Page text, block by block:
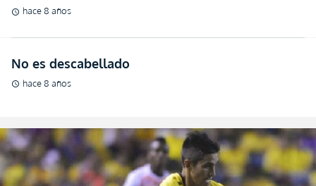
schedule hace 8 años
No es descabellado
schedule hace 8 años